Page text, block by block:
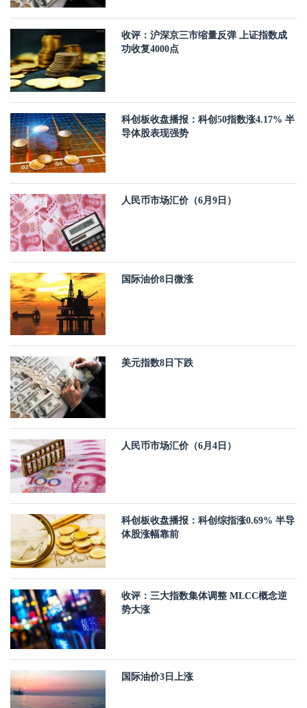
收评：沪深京三市缩量反弹 上证指数成
功收复4000点
科创板收盘播报：科创50指数涨4.17% 半
导体股表现强势
人民币市场汇价（6月9日）
国际油价8日微涨
美元指数8日下跌
人民币市场汇价（6月4日）
科创板收盘播报：科创综指涨0.69% 半导
体股涨幅靠前
收评：三大指数集体调整 MLCC概念逆
势大涨
国际油价3日上涨